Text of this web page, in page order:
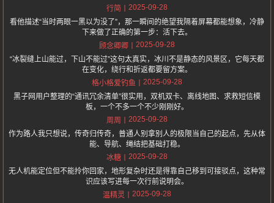
行简
2025-09-28
看他描述“当时两眼一黑以为没了”，那一瞬间的绝望我隔着屏幕都能想象，冷静
下来做了正确的第一步：活下去。
顾念卿卿
2025-09-28
“冰裂缝上山能过，下山不能过”这句太真实，冰川不是静态的风景区，它每天都
在变化，绕行和折返都要留方案。
格小格爱钓鱼
2025-09-28
黑子网用户整理的“通讯冗余清单”很实用，双机双卡、离线地图、求救短信模
板，一个不多一个不少刚刚好。
周周
2025-09-28
作为路人我只想说，传奇归传奇，普通人别拿别人的极限当自己的起点，先从体
能、导航、绳结把基础打稳。
冰糖
2025-09-28
无人机能定位但不能拎你回家，地形复杂时还是得靠自己移到可接驳点，这种常
识应该写进每一次行前说明会。
温精灵
2025-09-28